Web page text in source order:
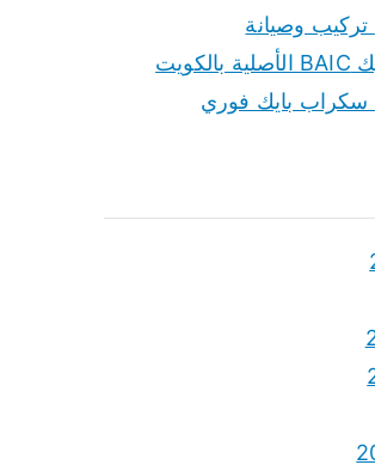
قطع غيار بايك BAIC الأصلية بالكويت